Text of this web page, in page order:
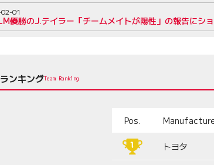
優勝のJ.テイラー「チームメイトが陽性」の報告にシ
01
ンキングTeam Ranking
Pos.
トヨタ